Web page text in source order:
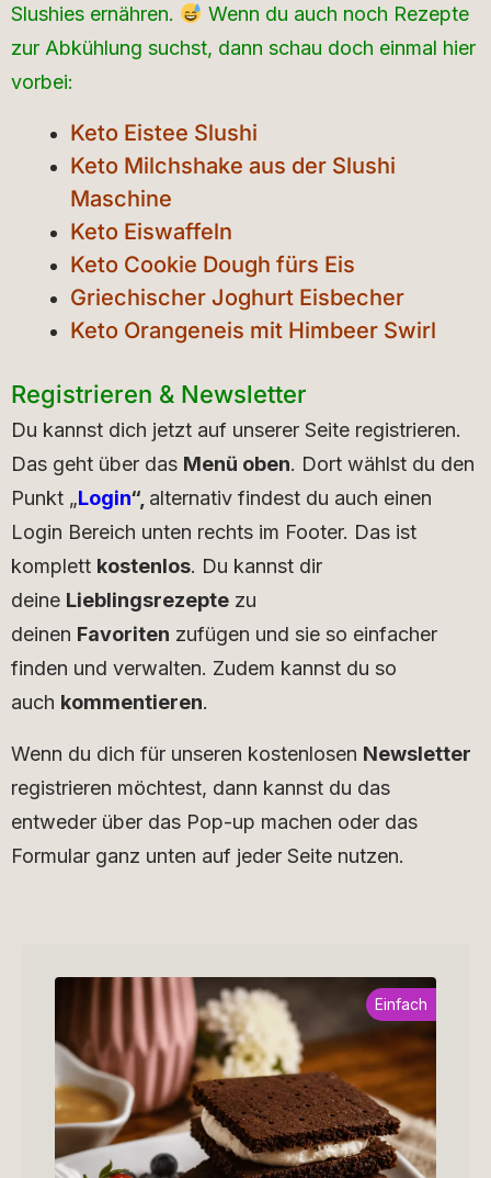
Slushies ernähren.
Wenn du auch noch Rezepte
zur Abkühlung suchst, dann schau doch einmal hier
vorbei:
Keto Eistee Slushi
Keto Milchshake aus der Slushi
Maschine
Keto Eiswaffeln
Keto Cookie Dough fürs Eis
Griechischer Joghurt Eisbecher
Keto Orangeneis mit Himbeer Swirl
Registrieren & Newsletter
Du kannst dich jetzt auf unserer Seite registrieren.
Das geht über das Menü oben. Dort wählst du den
Punkt „Login“, alternativ findest du auch einen
Login Bereich unten rechts im Footer. Das ist
komplett kostenlos. Du kannst dir
deine Lieblingsrezepte zu
deinen Favoriten zufügen und sie so einfacher
finden und verwalten. Zudem kannst du so
auch kommentieren.
Wenn du dich für unseren kostenlosen Newsletter
registrieren möchtest, dann kannst du das
entweder über das Pop-up machen oder das
Formular ganz unten auf jeder Seite nutzen.
Einfach